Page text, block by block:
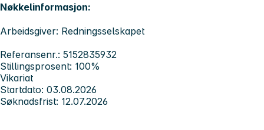
Nøkkelinformasjon:
Arbeidsgiver: Redningsselskapet
Referansenr.: 5152835932
Stillingsprosent: 100%
Vikariat
Startdato: 03.08.2026
Søknadsfrist: 12.07.2026